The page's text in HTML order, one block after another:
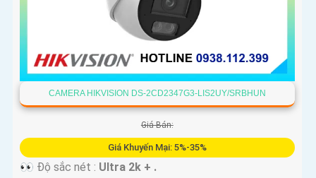
CAMERA HIKVISION DS-2CD2347G3-LIS2UY/SRBHUN
Giá Bán:
Giá Khuyến Mại: 5%-35%
️
👀 Độ sắc nét : Ultra 2k + .